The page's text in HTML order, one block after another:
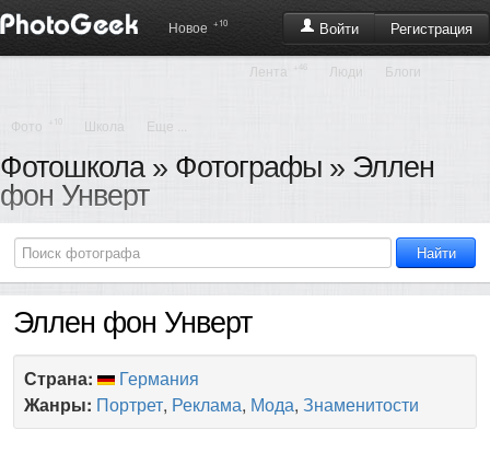
Войти Регистрация
Новое +10
Лента +46 Люди Блоги
Фото Школа Еще ...
Фотошкола» Фотографы » Эллен
фон Унверт
Эллен фон Унверт
Страна:
Германия
Жанры: Портрет, Реклама, Мода, Знаменитости